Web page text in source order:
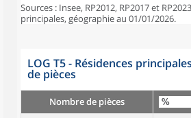
Sources : Insee, RP2012, RP2017 et
principales, géographie au 01/01/2026.
LOG T5 - Résidences
de pièces
Nombre de pièces